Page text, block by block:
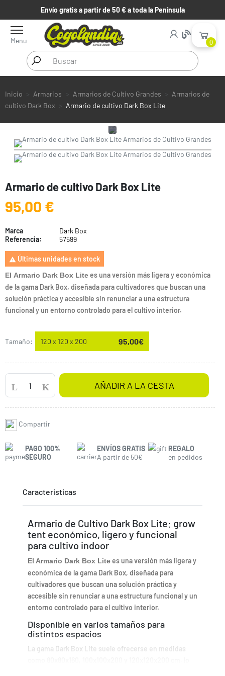
Envío gratis a partir de 50 € a toda la Península
Menu 0
Inicio Armarios Armarios de Cultivo Grandes
Armarios de
cultivo Dark Box
Armario de cultivo Dark Box Lite
Armario de cultivo Dark Box Lite
95,00 €
Marca
Dark Box
Referencia:
57599
 Últimas unidades en stock
El Armario Dark Box Litees una versión más ligera y económica
de la gama Dark Box, diseñada para cultivadores que buscan una
solución práctica y accesible sin renunciar a una estructura
funcional y un entorno controlado para el cultivo interior.
Tamaño: 120 x 120 x 200 95,00€
AÑADIR A LA CESTA
Compartir
PAGO 100%
SEGURO
ENVÍOS GRATIS
A partir de 50€
REGALO
en pedidos
Caracteristicas
Armario de Cultivo Dark Box Lite: grow
tent económico, ligero y funcional
para cultivo indoor
El Armario Dark Box Litees una versión más ligera y
económica de la gama Dark Box, diseñada para
cultivadores que buscan una solución práctica y
accesible sin renunciar a una estructura funcional y un
entorno controlado para el cultivo interior.
Disponible en varios tamaños para
distintos espacios
La gama Dark Box Lite suele ofrecerse en medidas